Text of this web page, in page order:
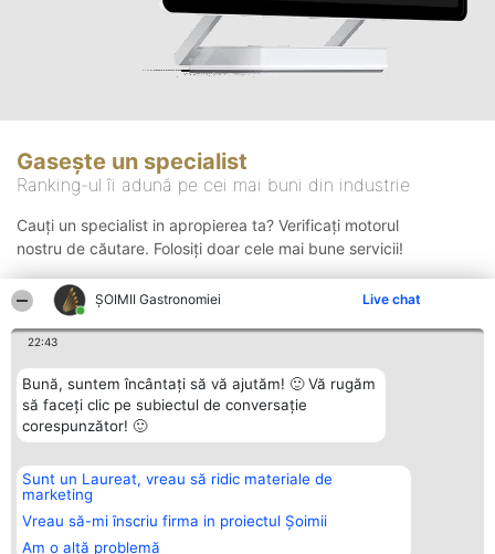
ȘOIMII Gastronomiei Live chat
22:43
Bună, suntem încântați să vă ajutăm! 🙂 Vă rugăm
să faceți clic pe subiectul de conversație
corespunzător! 🙂
Sunt un Laureat, vreau să ridic materiale de
marketing
Vreau să-mi înscriu firma in proiectul Șoimii
Am o altă problemă
Gasește un specialist
Ranking-ul îi adună pe cei mai buni din industrie
Cauți un specialist in apropierea ta? Verificați motorul
nostru de căutare. Folosiți doar cele mai bune servicii!
Organizator Ranking
BRIGHT SOLUTIONS BR SRL
Aleea Timisul De Sus 2 Bl. A30
Sc. A Et. 4 Ap. 13 Cod 061952
București
Plebiscyt
Lista Tuturor
Laureaților
Contact